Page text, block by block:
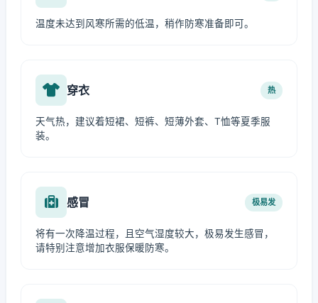
温度未达到风寒所需的低温，稍作防寒准备即可。
穿衣 热
天气热，建议着短裙、短裤、短薄外套、T恤等夏季服
装。
感冒 极易发
将有一次降温过程，且空气湿度较大，极易发生感冒，
请特别注意增加衣服保暖防寒。